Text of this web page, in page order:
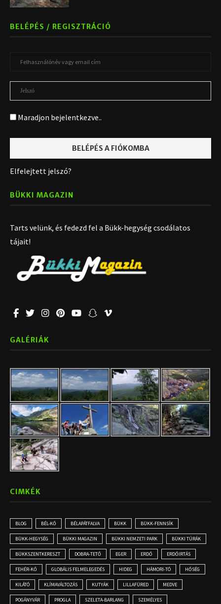
BELÉPÉS / REGISZTRÁCIÓ
Maradjon bejelentkezve..
Elfelejtett jelszó?
BÜKKI MAGAZIN
Tarts velünk, és fedezd fel a Bükk-hegység csodálatos
tájait!
GALÉRIÁK
CIMKÉK
BLOG BÉL-KŐ BÉLAPÁTFALVA BÜKK BÜKK-FENNSÍK
BÜKK-HEGYSÉG BÜKKI MAGAZIN BÜKKI NEMZETI PARK BÜKKI TÚRÁK
BÜKKSZENTKERESZT DOBRA-TETŐ EGER ERDŐ ERDŐIRTÁS
FEHÉR-KŐ GLOBÁLIS FELMELEGEDÉS HIDEG HÁMORI-TÓ HŐSÉG
KILÁTÓ KLÍMAVÁLTOZÁS KUTYÁK LILLAFÜRED MEDVE
POGÁNYVÁR PROGLA SZELETA-BARLANG SZEMÉLYES